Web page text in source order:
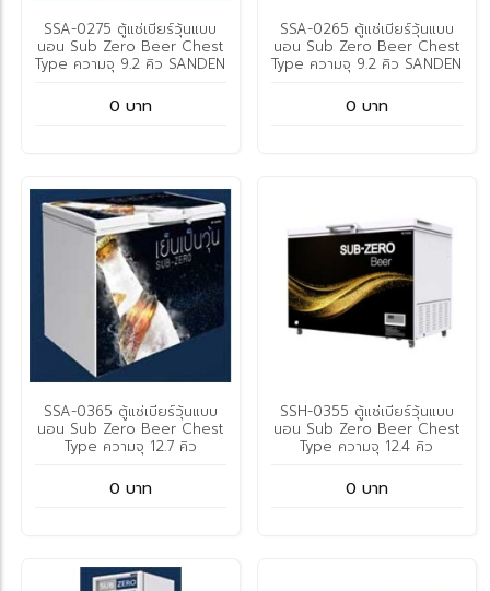
SSA-0275 ตู้แช่เบียร์วุ้นแบบ
นอน Sub Zero Beer Chest
Type ความจุ 9.2 คิว SANDEN
0 บาท
SSA-0265 ตู้แช่เบียร์วุ้นแบบ
นอน Sub Zero Beer Chest
Type ความจุ 9.2 คิว SANDEN
0 บาท
SSA-0365 ตู้แช่เบียร์วุ้นแบบ
นอน Sub Zero Beer Chest
Type ความจุ 12.7 คิว
0 บาท
SSH-0355 ตู้แช่เบียร์วุ้นแบบ
นอน Sub Zero Beer Chest
Type ความจุ 12.4 คิว
0 บาท